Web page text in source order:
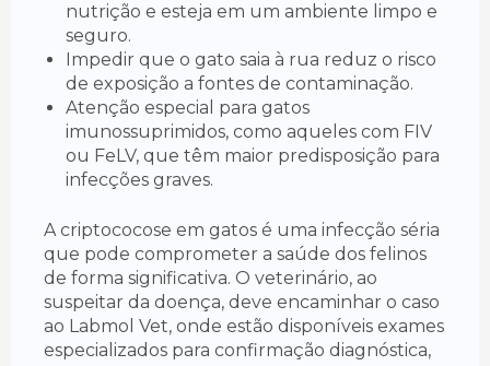
nutrição e esteja em um ambiente limpo e
seguro.
Impedir que o gato saia à rua reduz o risco
de exposição a fontes de contaminação.
Atenção especial para gatos
imunossuprimidos, como aqueles com FIV
ou FeLV, que têm maior predisposição para
infecções graves.
A criptococose em gatos é uma infecção séria
que pode comprometer a saúde dos felinos
de forma significativa. O veterinário, ao
suspeitar da doença, deve encaminhar o caso
ao Labmol Vet, onde estão disponíveis exames
especializados para confirmação diagnóstica,